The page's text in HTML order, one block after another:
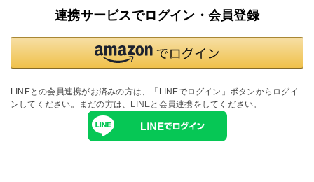
連携サービスでログイン・会員登録
LINEとの会員連携がお済みの方は、「LINEでログイン」ボタンからログイ
ンしてください。まだの方は、 LINEと会員連携をしてください。